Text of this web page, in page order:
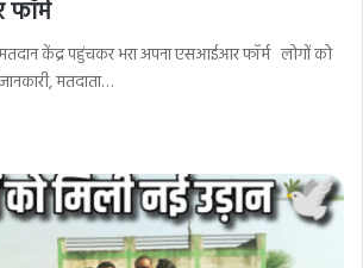
मतदान केंद्र पहुंचकर भरा अपना एसआईआर फॉर्म लोगों को
मतदाता…